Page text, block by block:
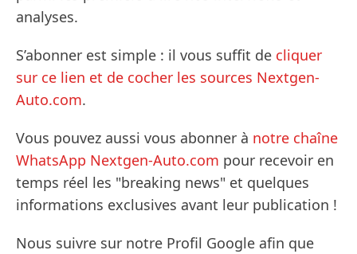
analyses.
S’abonner est simple : il vous suffit de cliquer
sur ce lien et de cocher les sources Nextgen-
Auto.com.
Vous pouvez aussi vous abonner à notre chaîne
WhatsApp Nextgen-Auto.com pour recevoir en
temps réel les "breaking news" et quelques
informations exclusives avant leur publication !
Nous suivre sur notre Profil Google afin que